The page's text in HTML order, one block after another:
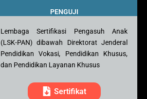
PENGUJI
Lembaga Sertifikasi Pengasuh Anak
(LSK-PAN) dibawah Direktorat Jenderal
Pendidikan Vokasi, Pendidikan Khusus,
dan Pendidikan Layanan Khusus
Sertifikat